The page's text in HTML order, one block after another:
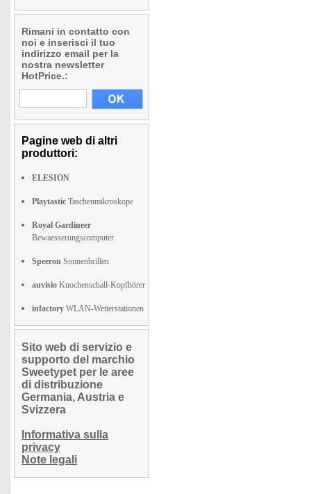
Rimani in contatto con
noi e inserisci il tuo
indirizzo email per la
nostra newsletter
HotPrice.:
Pagine web di altri
produttori:
ELESION
Playtastic Taschenmikroskope
Royal Gardineer
Bewaesserungscomputer
Speeron Sonnenbrillen
auvisio Knochenschall-Kopfhörer
infactory WLAN-Wetterstationen
Sito web di servizio e
supporto del marchio
Sweetypet per le aree
di distribuzione
Germania, Austria e
Svizzera
Informativa sulla
privacy
Note legali